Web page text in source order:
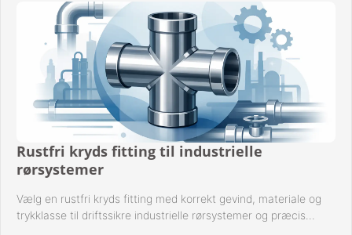
Rustfri kryds fitting til industrielle
rørsystemer
Vælg en rustfri kryds fitting med korrekt gevind, materiale og
trykklasse til driftssikre industrielle rørsystemer og præcis